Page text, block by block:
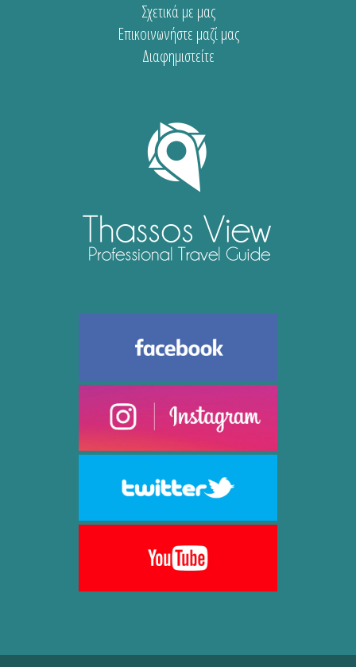
Σχετικά με μας
Επικοινωνήστε μαζί μας
Διαφημιστείτε